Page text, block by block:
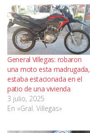
General Villegas: robaron
una moto esta madrugada,
estaba estacionada en el
patio de una vivienda
3 julio, 2025
En «Gral. Villegas»